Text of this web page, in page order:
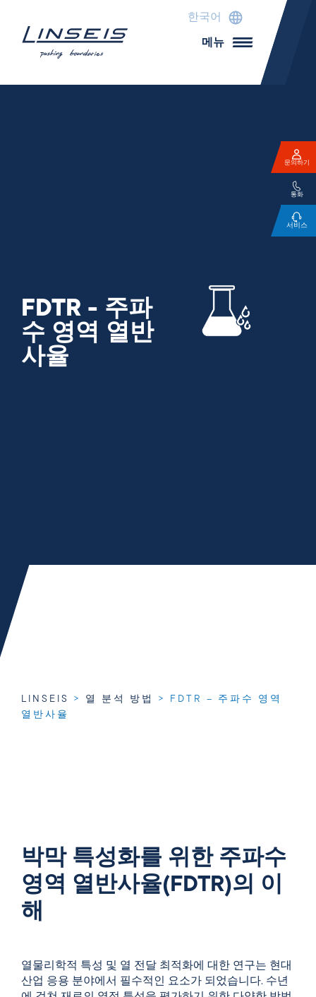
한국어
메뉴
FDTR - 주파
수 영역 열반
사율
LINSEIS > 열 분석 방법 > FDTR – 주파수 영역
열반사율
박막 특성화를 위한 주파수
영역 열반사율(FDTR)의 이
해
열물리학적 특성 및 열 전달 최적화에 대한 연구는 현대
산업 응용 분야에서 필수적인 요소가 되었습니다. 수년
문의하기
통화
서비스